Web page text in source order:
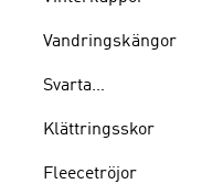
Vandringskängor
Svarta
Klättringsskor
Fleecetröjor